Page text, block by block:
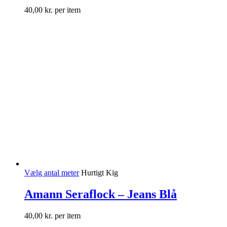
40,00 kr. per item
Vælg antal meter Hurtigt Kig
Amann Seraflock – Jeans Blå
40,00 kr. per item